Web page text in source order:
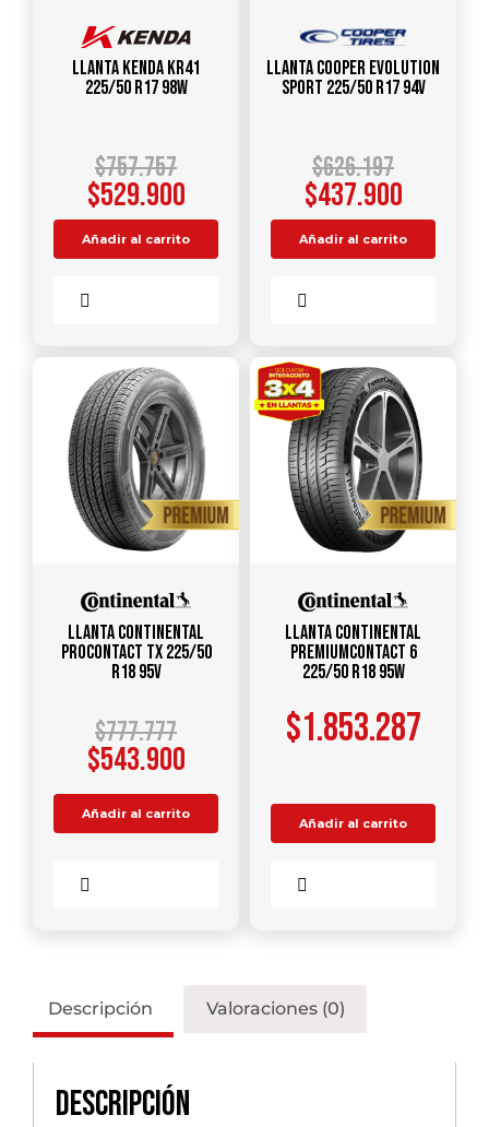
Llanta KENDA KR41
225/50 R17 98W
$757.757
$529.900
Añadir al carrito
Llanta COOPER Evolution
Sport 225/50 R17 94V
$626.197
$437.900
Añadir al carrito
Llanta CONTINENTAL
ProContact TX 225/50
R18 95V
$777.777
$543.900
Añadir al carrito
Llanta CONTINENTAL
PremiumContact 6
225/50 R18 95W
$1.853.287
Añadir al carrito
Descripción Valoraciones (0)
Descripción